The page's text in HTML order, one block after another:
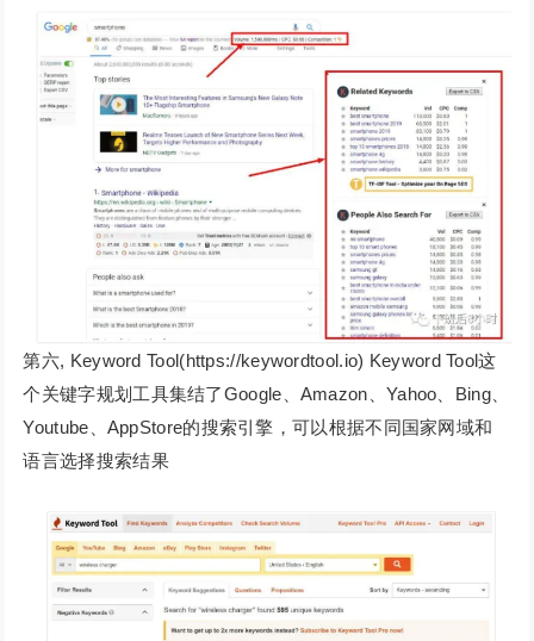
第六, Keyword Tool(https://keywordtool.io) Keyword Tool这
个关键字规划工具集结了Google、Amazon、Yahoo、Bing、
Youtube、AppStore的搜索引擎，可以根据不同国家网域和
语言选择搜索结果